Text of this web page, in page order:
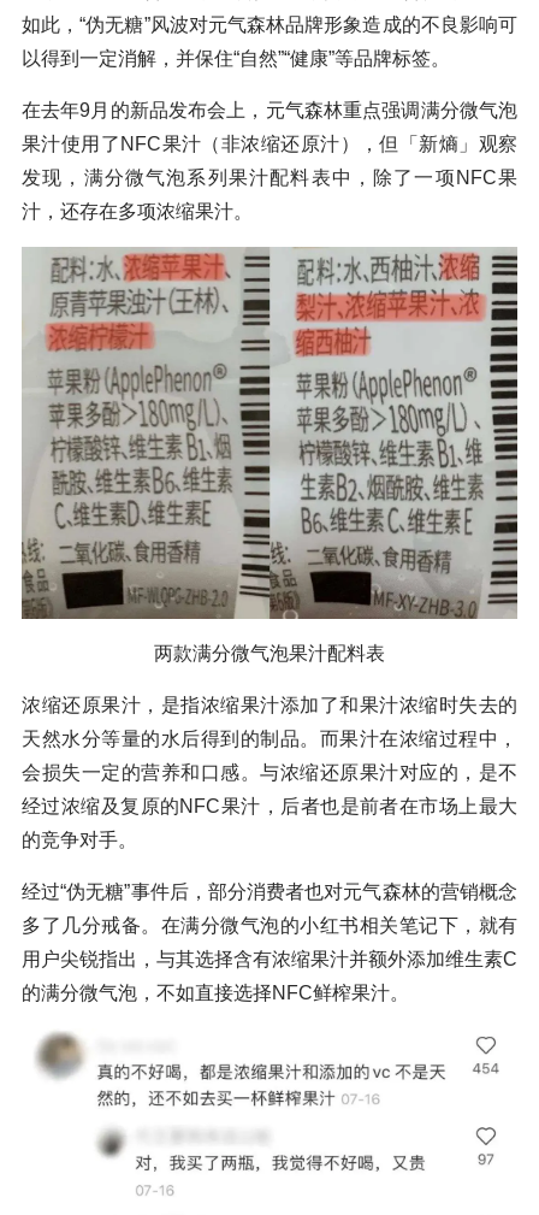
如此，“伪无糖”风波对元气森林品牌形象造成的不良影响可
以得到一定消解，并保住“自然”“健康”等品牌标签。
在去年9月的新品发布会上，元气森林重点强调满分微气泡
果汁使用了NFC果汁（非浓缩还原汁），但「新熵」观察
发现，满分微气泡系列果汁配料表中，除了一项NFC果
汁，还存在多项浓缩果汁。
两款满分微气泡果汁配料表
浓缩还原果汁，是指浓缩果汁添加了和果汁浓缩时失去的
天然水分等量的水后得到的制品。而果汁在浓缩过程中，
会损失一定的营养和口感。与浓缩还原果汁对应的，是不
经过浓缩及复原的NFC果汁，后者也是前者在市场上最大
的竞争对手。
经过“伪无糖”事件后，部分消费者也对元气森林的营销概念
多了几分戒备。在满分微气泡的小红书相关笔记下，就有
用户尖锐指出，与其选择含有浓缩果汁并额外添加维生素C
的满分微气泡，不如直接选择NFC鲜榨果汁。